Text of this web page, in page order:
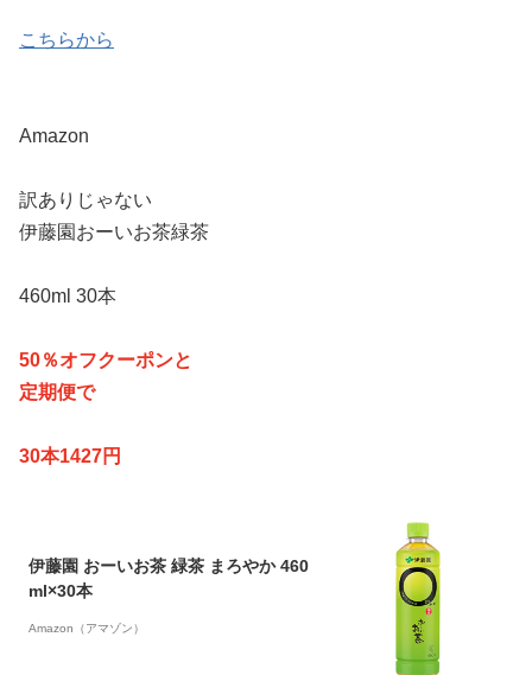
こちらから
Amazon
訳ありじゃない
伊藤園おーいお茶緑茶
460ml 30本
50％オフクーポンと
定期便で
30本1427円
伊藤園 おーいお茶 緑茶 まろやか 460
ml×30本
Amazon（アマゾン）